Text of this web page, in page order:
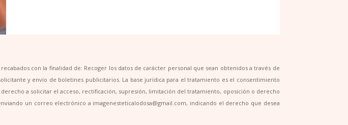
con la finalidad de: Recoger los datos de carácter personal que sean obtenidos a través de
y envío de boletines publicitarios. La base jurídica para el tratamiento es el consentimiento
a solicitar el acceso, rectificación, supresión, limitación del tratamiento, oposición o derecho
un correo electrónico a imagenesteticalodosa@gmail.com, indicando el derecho que desea